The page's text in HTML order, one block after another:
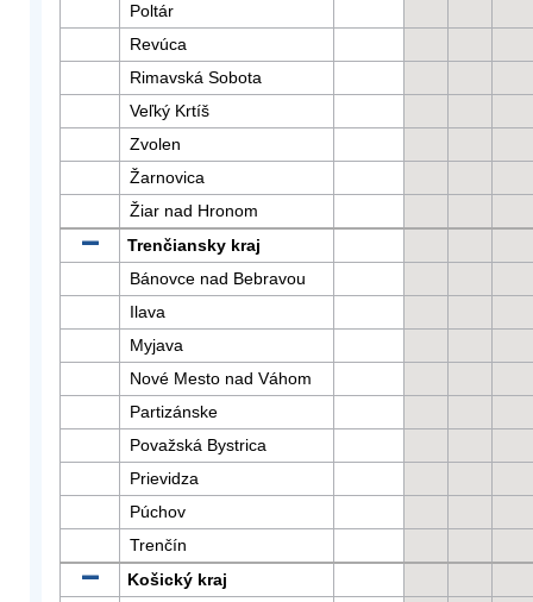
Poltár
Revúca
Rimavská Sobota
Veľký Krtíš
Zvolen
Žarnovica
Žiar nad Hronom
Trenčiansky kraj
Bánovce nad Bebravou
Ilava
Myjava
Nové Mesto nad Váhom
Partizánske
Považská Bystrica
Prievidza
Púchov
Trenčín
Košický kraj